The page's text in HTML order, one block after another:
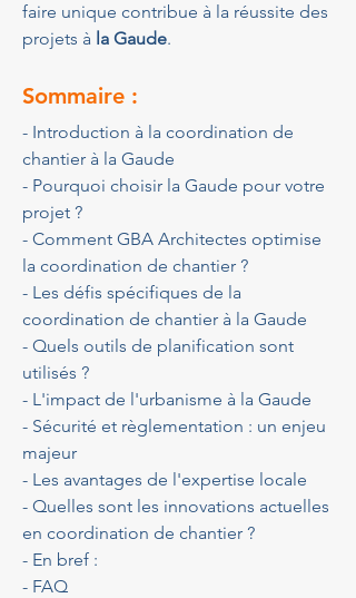
faire unique contribue à la réussite des
projets à la Gaude.
Sommaire :
- Introduction à la coordination de
chantier à la Gaude
- Pourquoi choisir la Gaude pour votre
projet ?
- Comment GBA Architectes optimise
la coordination de chantier ?
- Les défis spécifiques de la
coordination de chantier à la Gaude
- Quels outils de planification sont
utilisés ?
- L'impact de l'urbanisme à la Gaude
- Sécurité et règlementation : un enjeu
majeur
- Les avantages de l'expertise locale
- Quelles sont les innovations actuelles
en coordination de chantier ?
- En bref :
- FAQ